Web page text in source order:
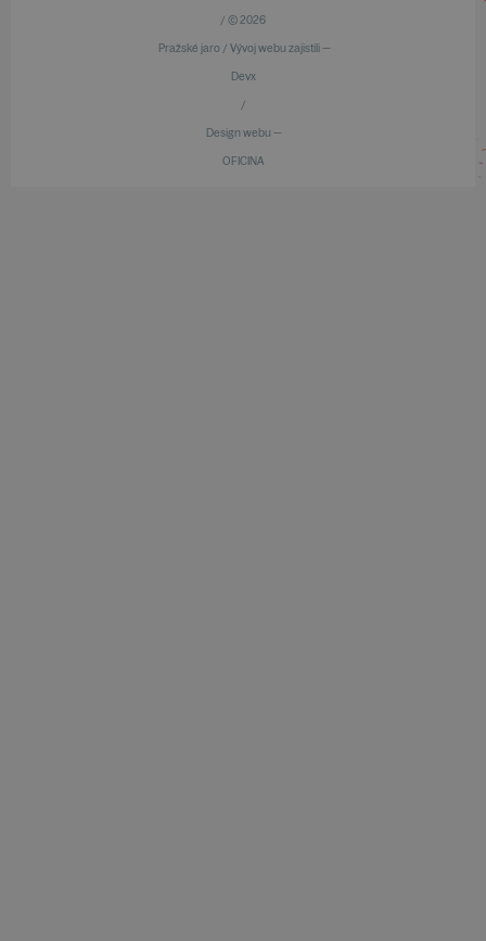
/ © 2026
Pražské jaro / Vývoj webu zajistili —
Devx
/
Design webu —
OFICINA